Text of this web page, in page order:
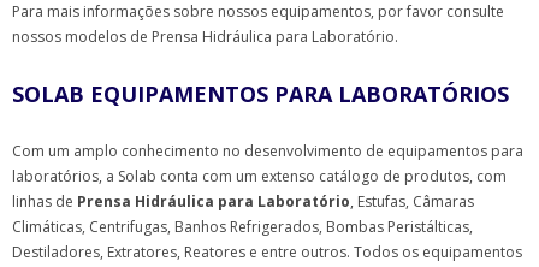
Para mais informações sobre nossos equipamentos, por favor consulte
nossos modelos de Prensa Hidráulica para Laboratório.
SOLAB EQUIPAMENTOS PARA LABORATÓRIOS
Com um amplo conhecimento no desenvolvimento de equipamentos para
laboratórios, a Solab conta com um extenso catálogo de produtos, com
linhas de Prensa Hidráulica para Laboratório, Estufas, Câmaras
Climáticas, Centrifugas, Banhos Refrigerados, Bombas Peristálticas,
Destiladores, Extratores, Reatores e entre outros. Todos os equipamentos